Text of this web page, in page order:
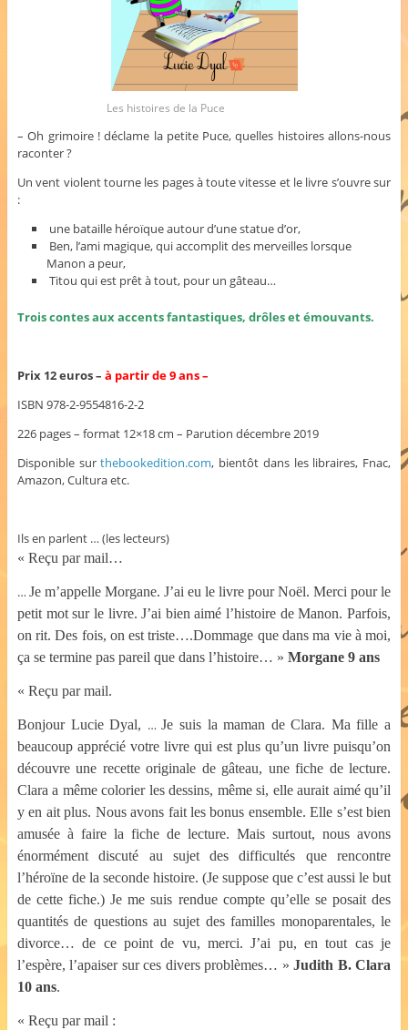
Les histoires de la Puce
– Oh grimoire ! déclame la petite Puce, quelles histoires allons-nous
raconter ?
Un vent violent tourne les pages à toute vitesse et le livre s’ouvre sur
:
une bataille héroïque autour d’une statue d’or,
Ben, l’ami magique, qui accomplit des merveilles lorsque
Manon a peur,
Titou qui est prêt à tout, pour un gâteau…
Trois contes aux accents fantastiques, drôles et émouvants.
Prix 12 euros – à partir de 9 ans –
ISBN 978-2-9554816-2-2
226 pages – format 12×18 cm – Parution décembre 2019
Disponible surthebookedition.com, bientôt dans les libraires, Fnac,
Amazon, Cultura etc.
Ils en parlent … (les lecteurs)
« Reçu par mail…
… Je m’appelle Morgane. J’ai eu le livre pour Noël. Merci pour le
petit mot sur le livre. J’ai bien aimé l’histoire de Manon. Parfois,
on rit. Des fois, on est triste….Dommage que dans ma vie à moi,
ça se termine pas pareil que dans l’histoire… » Morgane 9 ans
« Reçu par mail.
Bonjour Lucie Dyal, …Je suis la maman de Clara. Ma fille a
beaucoup apprécié votre livre qui est plus qu’un livre puisqu’on
découvre une recette originale de gâteau, une fiche de lecture.
Clara a même colorier les dessins, même si, elle aurait aimé qu’il
y en ait plus. Nous avons fait les bonus ensemble. Elle s’est bien
amusée à faire la fiche de lecture. Mais surtout, nous avons
énormément discuté au sujet des difficultés que rencontre
l’héroïne de la seconde histoire. (Je suppose que c’est aussi le but
de cette fiche.) Je me suis rendue compte qu’elle se posait des
quantités de questions au sujet des familles monoparentales, le
divorce… de ce point de vu, merci. J’ai pu, en tout cas je
l’espère, l’apaiser sur ces divers problèmes… »Judith B. Clara
10 ans.
« Reçu par mail :